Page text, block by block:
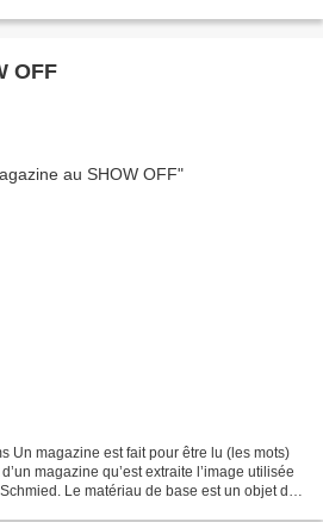
OFF
Un magazine est fait pour être lu (les mots)
magazine qu’est extraite l’image utilisée
Le matériau de base est un objet de